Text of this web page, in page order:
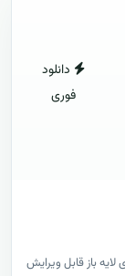
دانلود
فوری
باز قابل ویرایش